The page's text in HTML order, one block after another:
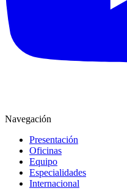
Navegación
Presentación
Oficinas
Equipo
Especialidades
Internacional